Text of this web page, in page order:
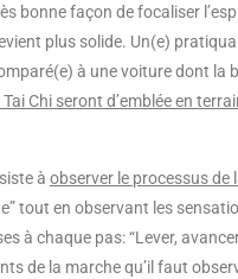
bonne façon de focaliser
plus solide. Un(e)
à une voiture dont la
Tai Chi seront d’emblée en
à observer le processus de
tout en observant les
à chaque pas: “Lever,
de la marche qu’il faut